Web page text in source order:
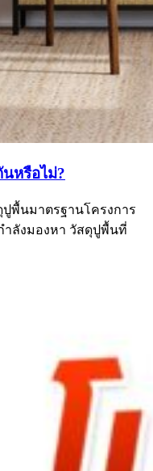
นหรือไม่?
ปูพื้นมาตรฐานโครงการ
ลังมองหา วัสดุปูพื้นที่